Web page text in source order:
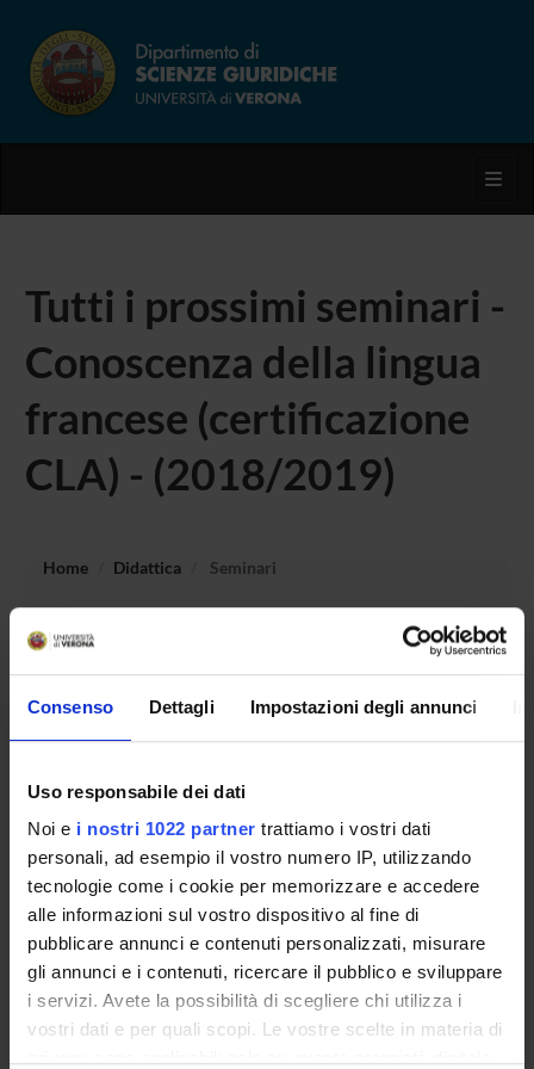
Consenso Dettagli Impostazioni degli annunci
Uso responsabile dei dati
Noi e i nostri 1022 partner trattiamo i vostri dati
personali, ad esempio il vostro numero IP, utilizzando
tecnologie come i cookie per memorizzare e accedere
alle informazioni sul vostro dispositivo al fine di
pubblicare annunci e contenuti personalizzati, misurare
gli annunci e i contenuti, ricercare il pubblico e sviluppare
i servizi. Avete la possibilità di scegliere chi utilizza i
vostri dati e per quali scopi. Le vostre scelte in materia di
Tutti i prossimi seminari -
Conoscenza della lingua
francese (certificazione
CLA) - (2018/2019)
Home Didattica Seminari
Non è stato trovato alcun seminario relativo
all'insegnamento Conoscenza della lingua francese
OFFERTA FORMATIVA
CORSI DI STUDIO
DOTTORATI DI RICERCA E FORMAZIONE
SUPERIORE
Persone
Luoghi